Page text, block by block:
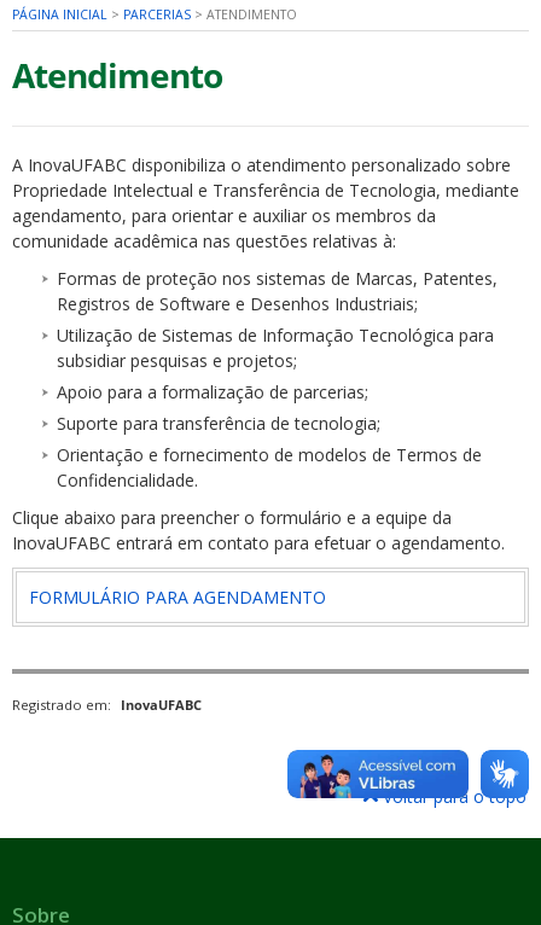
PÁGINA INICIAL > PARCERIAS > ATENDIMENTO
Atendimento
A InovaUFABC disponibiliza o atendimento personalizado sobre
Propriedade Intelectual e Transferência de Tecnologia, mediante
agendamento, para orientar e auxiliar os membros da
comunidade acadêmica nas questões relativas à:
Formas de proteção nos sistemas de Marcas, Patentes,
Registros de Software e Desenhos Industriais;
Utilização de Sistemas de Informação Tecnológica para
subsidiar pesquisas e projetos;
Apoio para a formalização de parcerias;
Suporte para transferência de tecnologia;
Orientação e fornecimento de modelos de Termos de
Confidencialidade.
Clique abaixo para preencher o formulário e a equipe da
InovaUFABC entrará em contato para efetuar o agendamento.
FORMULÁRIO PARA AGENDAMENTO
Registrado em: InovaUFABC
Voltar para o topo
Sobre